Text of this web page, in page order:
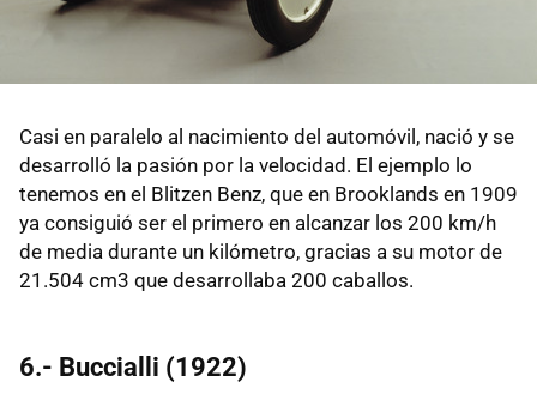
Casi en paralelo al nacimiento del automóvil, nació y se
desarrolló la pasión por la velocidad. El ejemplo lo
tenemos en el Blitzen Benz, que en Brooklands en 1909
ya consiguió ser el primero en alcanzar los 200 km/h
de media durante un kilómetro, gracias a su motor de
21.504 cm3 que desarrollaba 200 caballos.
6.- Buccialli (1922)